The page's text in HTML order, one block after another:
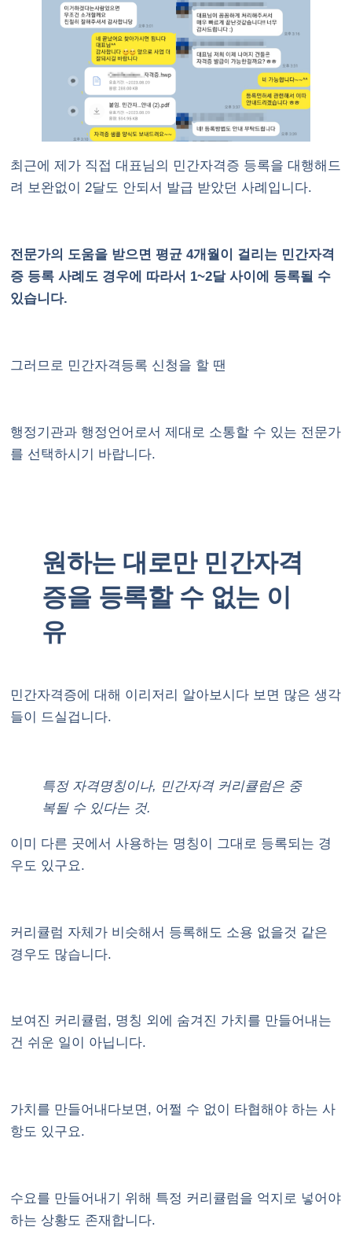
최근에 제가 직접 대표님의 민간자격증 등록을 대행해드
려 보완없이 2달도 안되서 발급 받았던 사례입니다.
전문가의 도움을 받으면 평균 4개월이 걸리는 민간자격
증 등록 사례도 경우에 따라서 1~2달 사이에 등록될 수
있습니다.
그러므로 민간자격등록 신청을 할 땐
행정기관과 행정언어로서 제대로 소통할 수 있는 전문가
를 선택하시기 바랍니다.
원하는 대로만 민간자격
증을 등록할 수 없는 이
유
민간자격증에 대해 이리저리 알아보시다 보면 많은 생각
들이 드실겁니다.
특정 자격명칭이나, 민간자격 커리큘럼은 중
복될 수 있다는 것.
이미 다른 곳에서 사용하는 명칭이 그대로 등록되는 경
우도 있구요.
커리큘럼 자체가 비슷해서 등록해도 소용 없을것 같은
경우도 많습니다.
보여진 커리큘럼, 명칭 외에 숨겨진 가치를 만들어내는
건 쉬운 일이 아닙니다.
가치를 만들어내다보면, 어쩔 수 없이 타협해야 하는 사
항도 있구요.
수요를 만들어내기 위해 특정 커리큘럼을 억지로 넣어야
하는 상황도 존재합니다.